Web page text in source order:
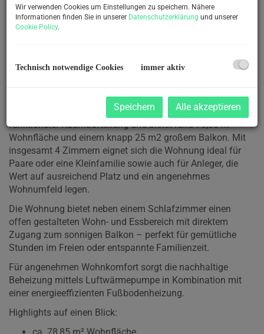
In ruhiger und familienfreundlicher Lage von Ragnitz -8413
Gesamtliegenschaft wird ein Wohngebäude mit 10
Die angebotene Wohnung vereint zeitgemäßes Wohnen mit
funktionaler Raumaufteilung und bietet rund 78,85 m²
Wohnfläche und einem knapp 25 m2 großem Balkon. Mit
insgesamt 4 Zimmern eignet sich die Wohnung ideal für
Paare oder eine Kleinfamilie sowie auch für Anleger, die
Wert auf ausreichend Platz und ein angenehmes
Wohnumfeld legen.
Die Wohnung bietet neben einem Schlafzimmer einen
offen gestalteten Wohn- und Essbereich mit direktem
Zugang zum sonnigen Balkon – perfekt für gemütliche
Stunden im Freien oder entspannte Familienzeit.
Für angenehmen Wohnkomfort sorgt die nachhaltige
Beheizung mittels Luftwärmepumpe in Kombination mit
einer energieeffizienten Fußbodenheizung.
Highlights auf einen Blick:
Wir verwenden Cookies um Einstellungen zu speichern. Nähere
Informationen finden Sie in unserer Datenschutzerklärung und unserer
Cookie Policy.
Technisch notwendige Cookies immer aktiv
Speichern Alle akzeptieren